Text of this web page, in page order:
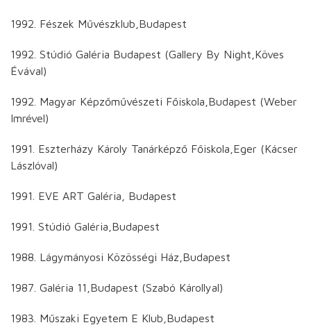
1992. Fészek Művészklub,Budapest
1992. Stúdió Galéria Budapest (Gallery By Night,Köves
Évával)
1992. Magyar Képzőművészeti Főiskola,Budapest (Weber
Imrével)
1991. Eszterházy Károly Tanárképző Főiskola,Eger (Kácser
Lászlóval)
1991. EVE ART Galéria, Budapest
1991. Stúdió Galéria,Budapest
1988. Lágymányosi Közösségi Ház,Budapest
1987. Galéria 11,Budapest (Szabó Károllyal)
1983. Műszaki Egyetem E Klub,Budapest